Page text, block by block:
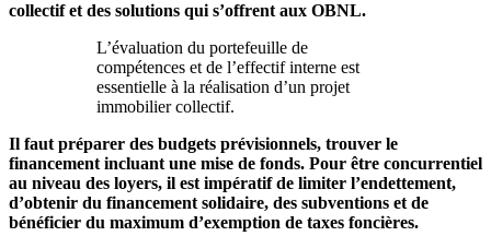
collectif et des solutions qui s’offrent aux OBNL.
L’évaluation du portefeuille de
compétences et de l’effectif interne est
essentielle à la réalisation d’un projet
immobilier collectif.
Il faut préparer des budgets prévisionnels, trouver le
financement incluant une mise de fonds. Pour être concurrentiel
au niveau des loyers, il est impératif de limiter l’endettement,
d’obtenir du financement solidaire, des subventions et de
bénéficier du maximum d’exemption de taxes foncières.